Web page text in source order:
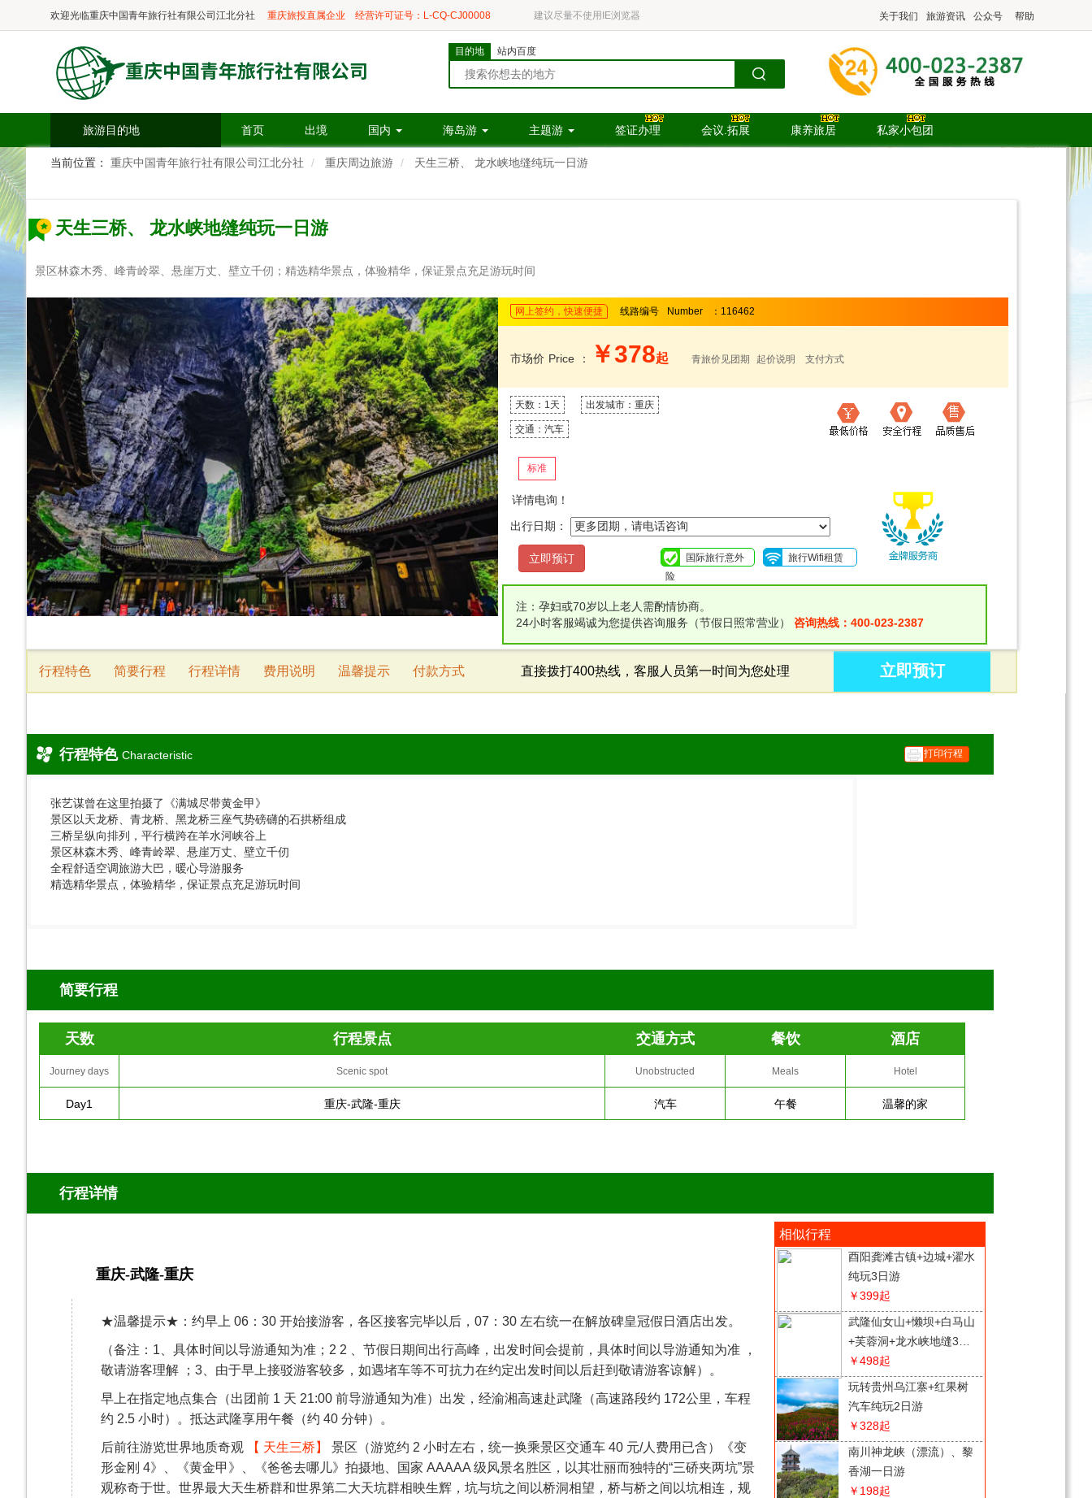
欢迎光临重庆中国青年旅行社有限公司江北分社 重庆旅投直属企业 经营许可证号：L-CQ-CJ00008 建议尽量不使用IE浏览器 关于我们 旅游资讯 公众号 帮助
目的地 站内百度
旅游目的地 首页 出境 国内 海岛游 主题游 签证办理 会议.拓展 康养旅居 私家小包团
当前位置： 重庆中国青年旅行社有限公司江北分社 重庆周边旅游 天生三桥、 龙水峡地缝纯玩一日游
天生三桥、 龙水峡地缝纯玩一日游
景区林森木秀、峰青岭翠、悬崖万丈、壁立千仞；精选精华景点，体验精华，保证景点充足游玩时间
网上签约，快速便捷 线路编号 Number ：116462
市场价 Price ： ￥378起 青旅价见团期 起价说明 支付方式
天数：1天 出发城市：重庆
交通：汽车
标准
详情电询！
出行日期：
国际旅行意外
险
旅行Wifi租赁
注：孕妇或70岁以上老人需酌情协商。
24小时客服竭诚为您提供咨询服务（节假日照常营业） 咨询热线：400-023-2387
行程特色 简要行程 行程详情 费用说明 温馨提示 付款方式 直接拨打400热线，客服人员第一时间为您处理 立即预订
行程特色 Characteristic 打印行程
张艺谋曾在这里拍摄了《满城尽带黄金甲》
景区以天龙桥、青龙桥、黑龙桥三座气势磅礴的石拱桥组成
三桥呈纵向排列，平行横跨在羊水河峡谷上
景区林森木秀、峰青岭翠、悬崖万丈、壁立千仞
全程舒适空调旅游大巴，暖心导游服务
​ 精选精华景点，体验精华，保证景点充足游玩时间
简要行程
天数 行程景点 交通方式 餐饮 酒店
Journey days Scenic spot Unobstructed Meals Hotel
Day1 重庆-武隆-重庆 汽车 午餐 温馨的家
行程详情
重庆-武隆-重庆
★温馨提示★：约早上 06：30 开始接游客，各区接客完毕以后，07：30 左右统一在解放碑皇冠假日酒店出发。
（备注：1、具体时间以导游通知为准；2 2 、节假日期间出行高峰，出发时间会提前，具体时间以导游通知为准 ，
敬请游客理解 ；3、由于早上接驳游客较多，如遇堵车等不可抗力在约定出发时间以后赶到敬请游客谅解）。
早上在指定地点集合（出团前 1 天 21:00 前导游通知为准）出发，经渝湘高速赴武隆（高速路段约 172公里，车程
约 2.5 小时）。抵达武隆享用午餐（约 40 分钟）。
后前往游览世界地质奇观 【 天生三桥】
景区（游览约 2 小时左右，统一换乘景区交通车 40 元/人费用已含）《变
形金刚 4》、《黄金甲》、《爸爸去哪儿》拍摄地、国家 AAAAA 级风景名胜区，以其壮丽而独特的“三硚夹两坑”景
观称奇于世。世界最大天生桥群和世界第二大天坑群相映生辉，坑与坑之间以桥洞相望，桥与桥之间以坑相连，规
相似行程
酉阳龚滩古镇+边城+濯水
纯玩3日游
￥399起
武隆仙女山+懒坝+白马山
+芙蓉洞+龙水峡地缝3日
游
￥498起
玩转贵州乌江寨+红果树
汽车纯玩2日游
￥328起
南川神龙峡（漂流）、黎
香湖一日游
￥198起